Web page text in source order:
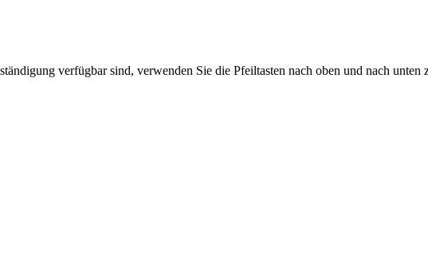
verfügbar sind, verwenden Sie die Pfeiltasten nach oben und nach